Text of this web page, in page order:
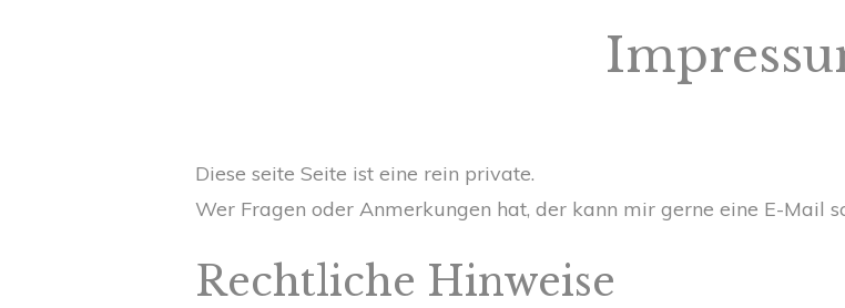
Diese seite Seite ist eine rein private.
Wer Fragen oder Anmerkungen hat, der kann mir gerne eine E-Mail
Rechtliche Hinweise